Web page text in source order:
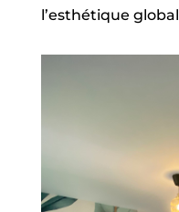
l’esthétique